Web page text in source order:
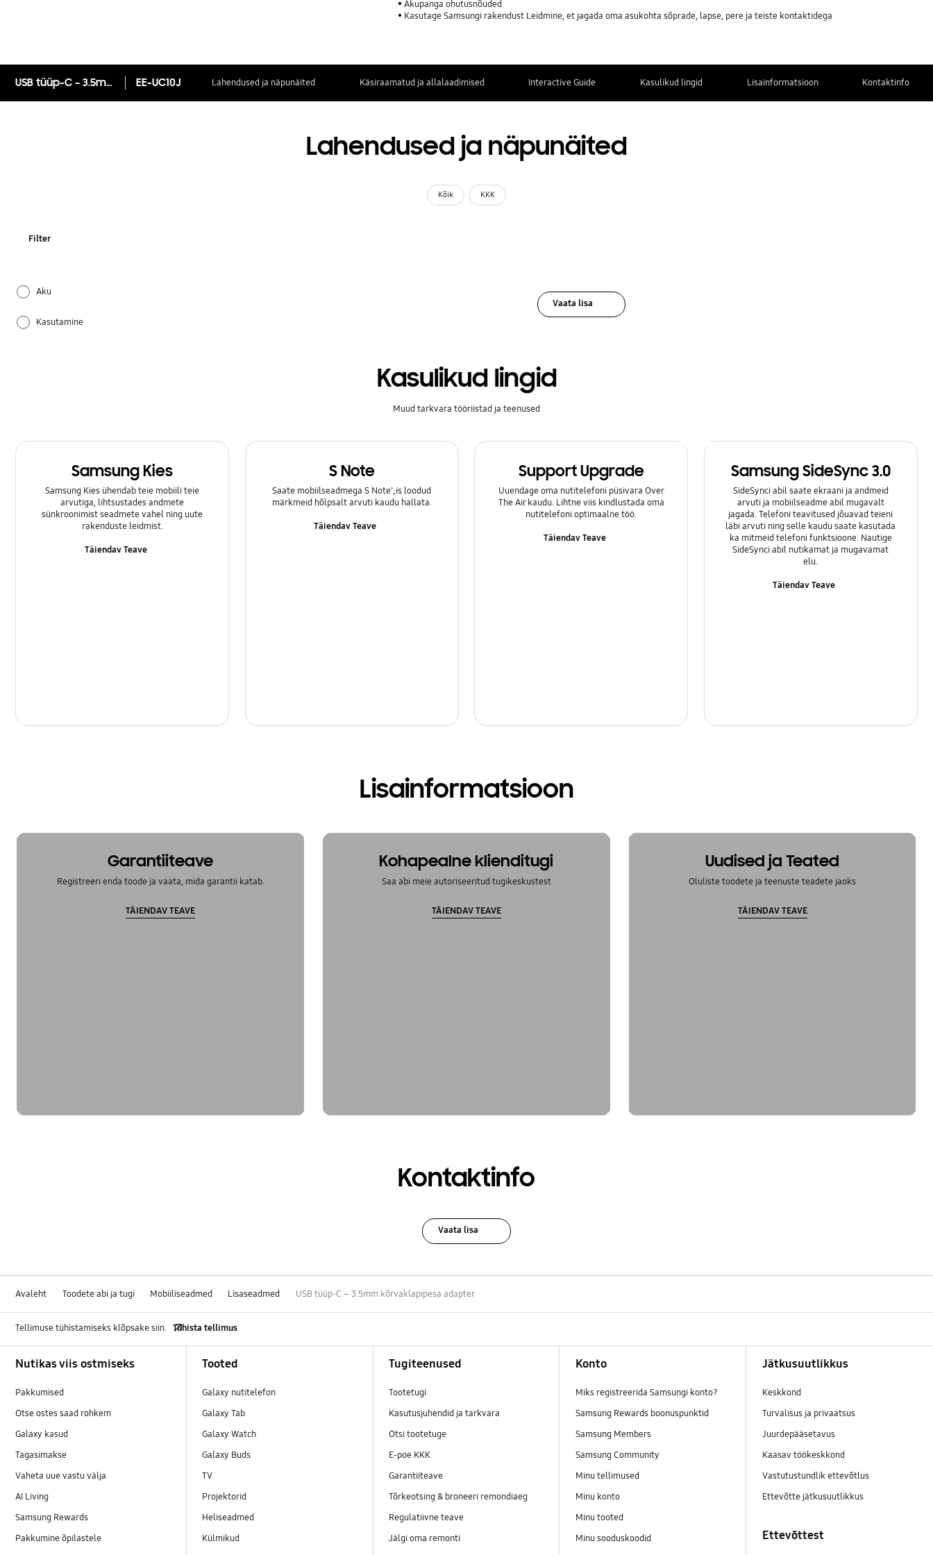
Akupanga ohutusnõuded
Kasutage Samsungi rakendust Leidmine, et jagada oma asukohta sõprade, lapse, pere ja teiste kontaktidega
USB tüüp-C – 3.5mm kõrvaklapipesa adapter EE-UC10J Lahendused ja näpunäited Käsiraamatud ja allalaadimised Interactive Guide Kasulikud lingid Lisainformatsioon Kontaktinfo
Lahendused ja näpunäited
Kõik KKK
Filter
Aku
Kasutamine
Vaata lisa
Kasulikud lingid
Muud tarkvara tööriistad ja teenused
Samsung Kies
Samsung Kies ühendab teie mobiili teie
arvutiga, lihtsustades andmete
sünkroonimist seadmete vahel ning uute
rakenduste leidmist.
Täiendav Teave
S Note
Saate mobiilseadmega S Note';is loodud
märkmeid hõlpsalt arvuti kaudu hallata.
Täiendav Teave
Support Upgrade
Uuendage oma nutitelefoni püsivara Over
The Air kaudu. Lihtne viis kindlustada oma
nutitelefoni optimaalne töö.
Täiendav Teave
Samsung SideSync 3.0
SideSynci abil saate ekraani ja andmeid
arvuti ja mobiilseadme abil mugavalt
jagada. Telefoni teavitused jõuavad teieni
läbi arvuti ning selle kaudu saate kasutada
ka mitmeid telefoni funktsioone. Nautige
SideSynci abil nutikamat ja mugavamat
elu.
Täiendav Teave
Lisainformatsioon
Garantiiteave
Registreeri enda toode ja vaata, mida garantii katab.
TÄIENDAV TEAVE
Kohapealne klienditugi
Saa abi meie autoriseeritud tugikeskustest
TÄIENDAV TEAVE
Uudised ja Teated
Oluliste toodete ja teenuste teadete jaoks
TÄIENDAV TEAVE
Kontaktinfo
Vaata lisa
Avaleht Toodete abi ja tugi Mobiiliseadmed Lisaseadmed USB tüüp-C – 3.5mm kõrvaklapipesa adapter
Tellimuse tühistamiseks klõpsake siin. Tühista tellimus
Nutikas viis ostmiseks
Pakkumised
Otse ostes saad rohkem
Galaxy kasud
Tagasimakse
Vaheta uue vastu välja
AI Living
Samsung Rewards
Pakkumine õpilastele
Tooted
Galaxy nutitelefon
Galaxy Tab
Galaxy Watch
Galaxy Buds
TV
Projektorid
Heliseadmed
Külmikud
Tugiteenused
Tootetugi
Kasutusjuhendid ja tarkvara
Otsi tootetuge
E-poe KKK
Garantiiteave
Tõrkeotsing & broneeri remondiaeg
Regulatiivne teave
Jälgi oma remonti
Konto
Miks registreerida Samsungi konto?
Samsung Rewards boonuspunktid
Samsung Members
Samsung Community
Minu tellimused
Minu konto
Minu tooted
Minu sooduskoodid
Jätkusuutlikkus
Keskkond
Turvalisus ja privaatsus
Juurdepääsetavus
Kaasav töökeskkond
Vastutustundlik ettevõtlus
Ettevõtte jätkusuutlikkus
Ettevõttest